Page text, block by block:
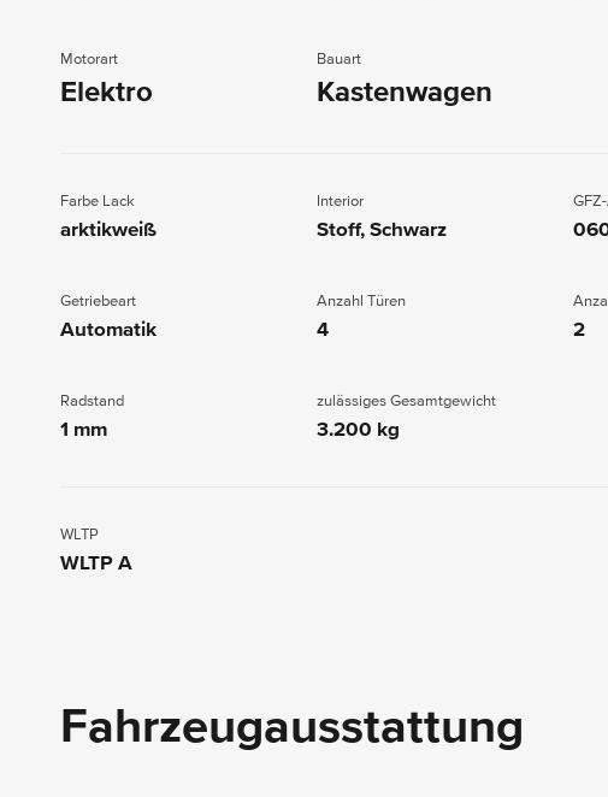
Motorart
Elektro
Bauart
Kastenwagen
Farbe Lack
arktikweiß
Interior
Stoff, Schwarz
Getriebeart
Automatik
Anzahl Türen
4 2
Radstand
1 mm
zulässiges Gesamtgewicht
3.200 kg
WLTP
WLTP A
Fahrzeugausstattung